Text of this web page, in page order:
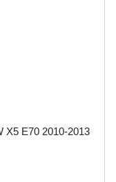
X5 E70 2010-2013